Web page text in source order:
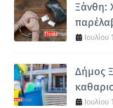
Ξάνθη:
Δήμος